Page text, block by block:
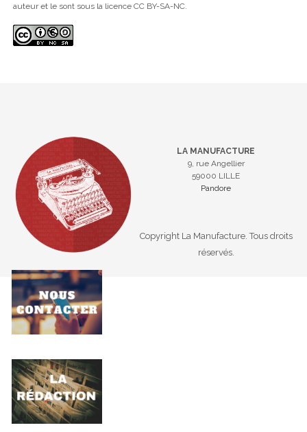
auteur et le sont sous la licence CC BY-SA-NC.
LA MANUFACTURE
9, rue Angellier
59000 LILLE
Pandore
Copyright La Manufacture. Tous droits
réservés.